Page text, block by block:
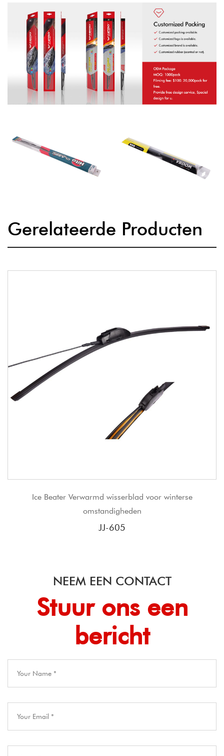
Gerelateerde Producten
wisserblad voor winterse
JJ Traditioneel
NEEM EEN CONTACT
Stuur ons een
bericht​